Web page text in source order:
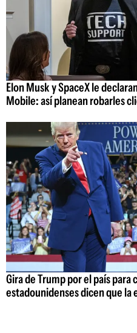
Elon Musk y SpaceX le
Mobile: así planean robarles
Gira de Trump por el país
estadounidenses dicen que la